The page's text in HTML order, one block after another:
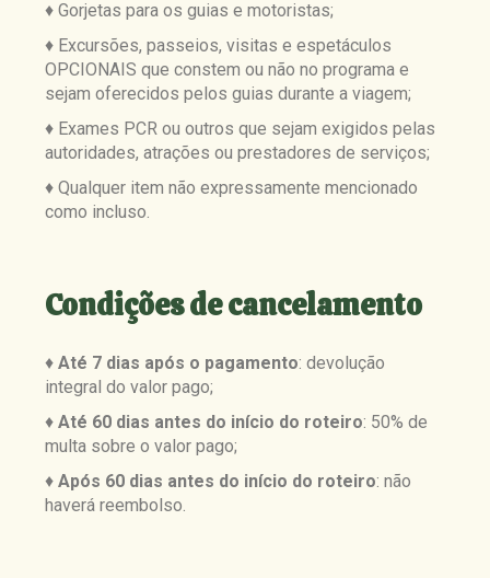
♦ Gorjetas para os guias e motoristas;
♦ Excursões, passeios, visitas e espetáculos
OPCIONAIS que constem ou não no programa e
sejam oferecidos pelos guias durante a viagem;
♦ Exames PCR ou outros que sejam exigidos pelas
autoridades, atrações ou prestadores de serviços;
♦ Qualquer item não expressamente mencionado
como incluso.
Condições de cancelamento
♦Até 7 dias após o pagamento: devolução
integral do valor pago;
♦Até 60 dias antes do início do roteiro: 50% de
multa sobre o valor pago;
♦Após 60 dias antes do início do roteiro: não
haverá reembolso.